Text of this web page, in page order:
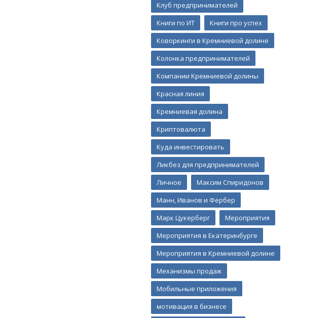
Клуб предпринимателей
Книги по ИТ
Книги про успех
Коворкинги в Кремниевой долине
Колонка предпринимателей
Компании Кремниевой долины
Красная линия
Кремниевая долина
Криптовалюта
Куда инвестировать
Ликбез для предпринимателей
Личное
Максим Спиридонов
Манн, Иванов и Фербер
Марк Цукерберг
Мероприятия
Мероприятия в Екатеринбурге
Мероприятия в Кремниевой долине
Механизмы продаж
Мобильные приложения
мотивация в бизнесе